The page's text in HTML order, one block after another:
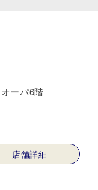
ーパ6階
店舗詳細